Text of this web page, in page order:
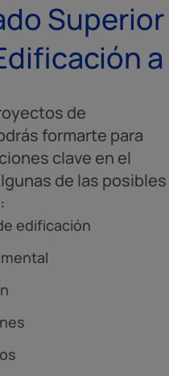
Superior
a
de
formarte para
clave en el
de las posibles
edificación